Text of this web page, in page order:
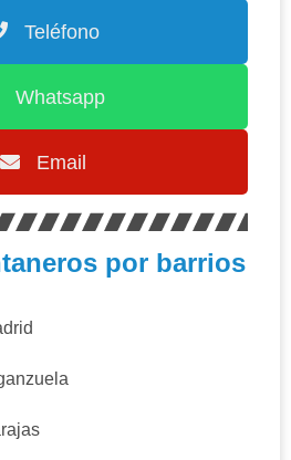
Teléfono
Whatsapp
Email
por barrios